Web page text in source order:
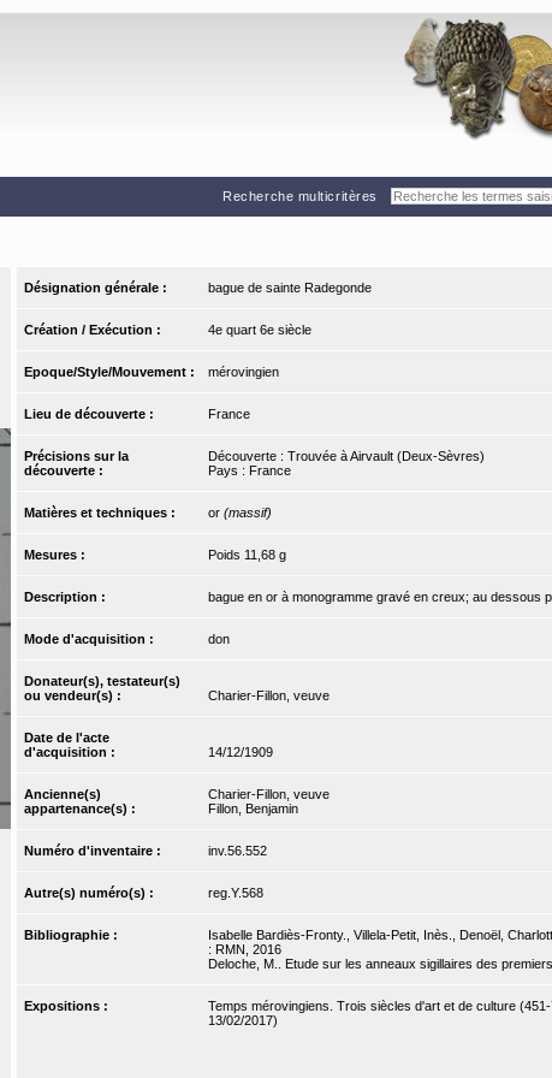
Recherche multicritères
Désignation générale : bague de sainte Radegonde
Création / Exécution : 4e quart 6e siècle
Epoque/Style/Mouvement : mérovingien
Lieu de découverte : France
Précisions sur la
découverte :
Découverte : Trouvée à Airvault (Deux-Sèvres)
Pays : France
Matières et techniques : or (massif)
Mesures : Poids 11,68 g
Description : bague en or à monogramme gravé en creux; au dessous
Mode d'acquisition : don
Donateur(s), testateur(s)
ou vendeur(s) :
Charier-Fillon, veuve
Date de l'acte
d'acquisition :
14/12/1909
Ancienne(s)
appartenance(s) :
Charier-Fillon, veuve
Fillon, Benjamin
Numéro d'inventaire : inv.56.552
Autre(s) numéro(s) : reg.Y.568
Bibliographie :
Isabelle Bardiès-Fronty., Villela-Petit, Inès., Denoël,
: RMN, 2016
Deloche, M.. Etude sur les anneaux sigillaires des
Expositions :
Temps mérovingiens. Trois siècles d'art et de culture
13/02/2017)